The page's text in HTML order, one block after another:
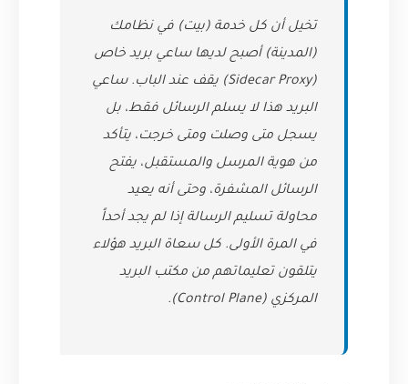
تخيل أن كل خدمة (بيت) في نظامك
(المدينة) أصبح لديها ساعي بريد خاص
(Sidecar Proxy) يقف عند الباب. ساعي
البريد هذا لا يسلم الرسائل فقط، بل
يسجل متى وصلت ومتى خرجت، يتأكد
من هوية المرسل والمستقبل، يفتح
الرسائل المشفرة، وحتى أنه يعيد
محاولة تسليم الرسالة إذا لم يجد أحداً
في المرة الأولى. كل سعاة البريد هؤلاء
يتلقون تعليماتهم من مكتب البريد
المركزي (Control Plane).